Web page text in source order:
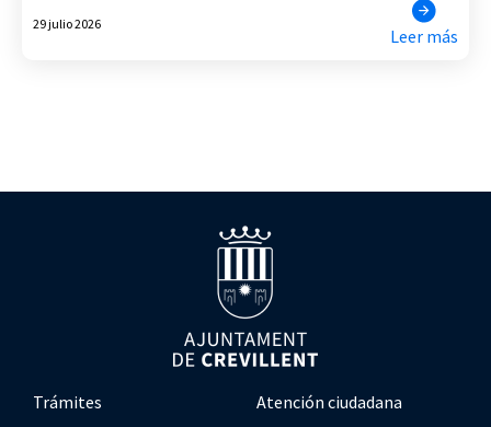
29 julio 2026
Leer más
Trámites
Atención ciudadana